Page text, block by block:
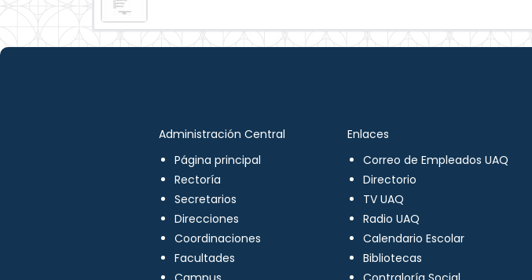
Administración Central
Página principal
Rectoría
Secretarios
Direcciones
Coordinaciones
Facultades
Enlaces
Correo de Empleados UAQ
Directorio
TV UAQ
Radio UAQ
Calendario Escolar
Bibliotecas